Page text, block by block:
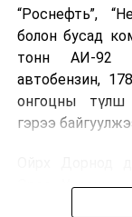
“Роснефть”,
болон бусад
тонн АИ-92
автобензин,
онгоцны түлш
гэрээ
Орос, Украины
үнийн өсөлт